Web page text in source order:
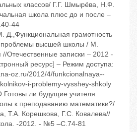
классов/ Г.Г. Шмырёва, Н.Ф.
школа плюс до и после –
44
Д.,Функциональная грамотность
проблемы высшей школы / М.
Отечественные записки – 2012 -
ресурс] – Режим доступа:
oz.ru/2012/4/funkcionalnaya--
i-problemy-vysshey-shkoly
ли будущие учителя
к преподаванию математики?/
Т.А. Корешкова, Г.С. Ковалева//
-2012. - №5 –С.74-81